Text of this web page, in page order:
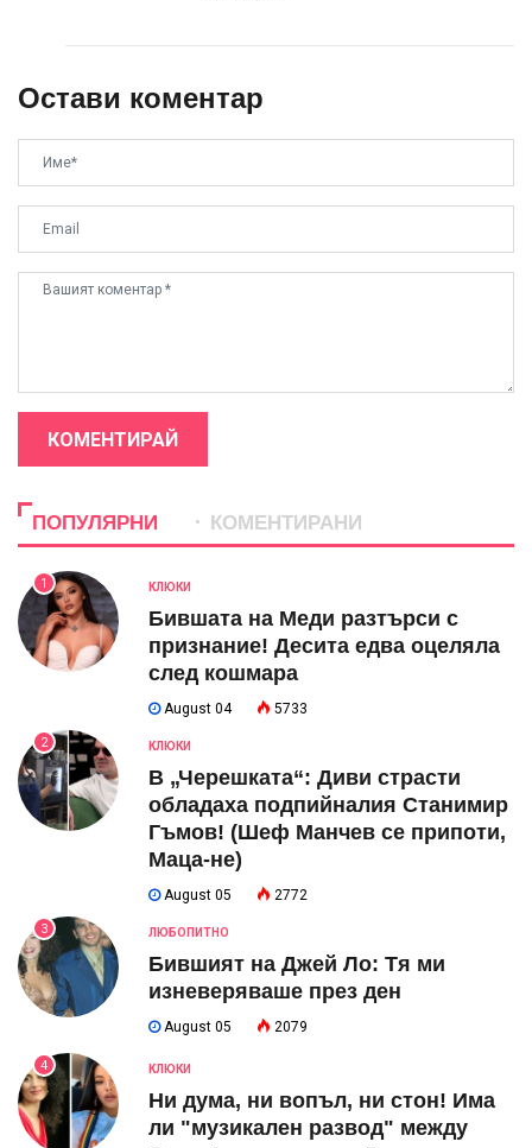
Остави коментар
КОМЕНТИРАЙ
ПОПУЛЯРНИ КОМЕНТИРАНИ
1 КЛЮКИ
Бившата на Меди разтърси с
признание! Десита едва оцеляла
след кошмара
August 04 5733
2 КЛЮКИ
В „Черешката“: Диви страсти
обладаха подпийналия Станимир
Гъмов! (Шеф Манчев се припоти,
Маца-не)
August 05 2772
3 ЛЮБОПИТНО
Бившият на Джей Ло: Тя ми
изневеряваше през ден
August 05 2079
4 КЛЮКИ
Ни дума, ни вопъл, ни стон! Има
ли "музикален развод" между